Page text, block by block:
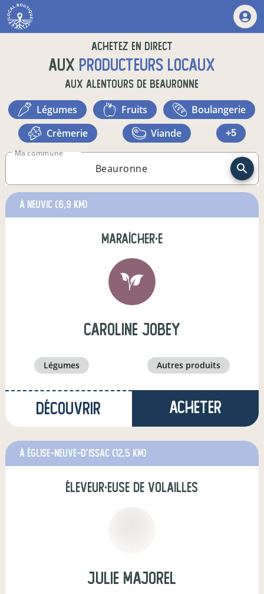
Achetez en direct
auxproducteurs locaux
aux alentours de Beauronne
légumes fruits
boulangerie
crèmerie
viande +5
Ma commune
à Neuvic (6,9 km)
maraîcher·e
caroline jobey
légumes autres produits
Découvrir Acheter
à Église-Neuve-d'Issac (12,5 km)
éleveur·euse de volailles
julie majorel